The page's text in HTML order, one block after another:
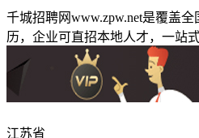
千城招聘网www.zpw.net是覆盖
历，企业可直招本地人才，一站
江苏省